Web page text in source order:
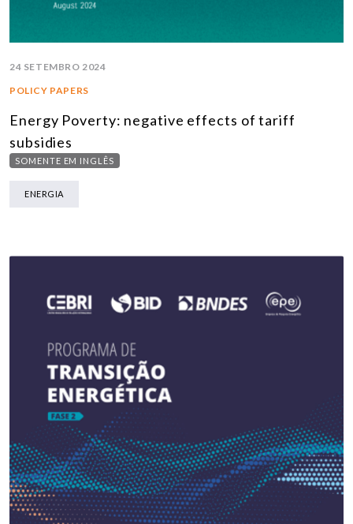
24 SETEMBRO 2024
POLICY PAPERS
Energy Poverty: negative effects of tariff
subsidies
SOMENTE EM INGLÊS
ENERGIA